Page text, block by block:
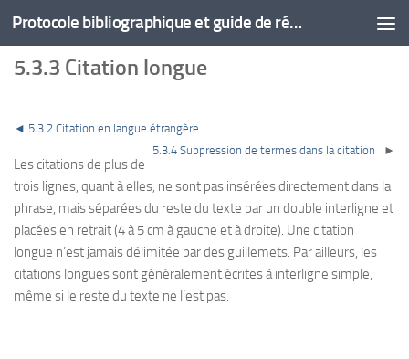
Protocole bibliographique et guide de rédaction
5.3.3 Citation longue
◄ 5.3.2 Citation en langue étrangère
5.3.4 Suppression de termes dans la citation
►
Les citations de plus de
trois lignes, quant à elles, ne sont pas insérées directement dans la
phrase, mais séparées du reste du texte par un double interligne et
placées en retrait (4 à 5 cm à gauche et à droite). Une citation
longue n’est jamais délimitée par des guillemets. Par ailleurs, les
citations longues sont généralement écrites à interligne simple,
même si le reste du texte ne l’est pas.